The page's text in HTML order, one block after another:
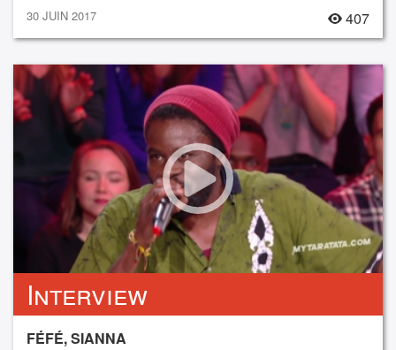
30 JUIN 2017 407
Interview
FÉFÉ, SIANNA